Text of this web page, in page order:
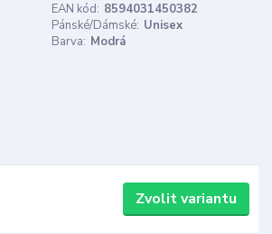
EAN kód: 8594031450382
Pánské/Dámské: Unisex
Barva: Modrá
Zvolit variantu